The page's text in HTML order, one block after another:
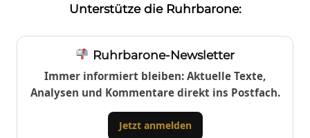
Unterstütze die Ruhrbarone:
Ruhrbarone-Newsletter
Immer informiert bleiben: Aktuelle Texte,
Analysen und Kommentare direkt ins Postfach.
Jetzt anmelden